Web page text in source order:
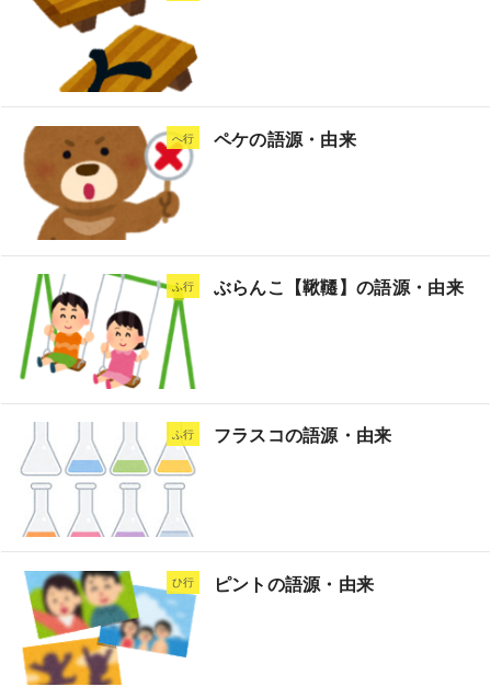
へ行 ペケの語源・由来
ふ行 ぶらんこ【鞦韆】の語源・由来
ふ行 フラスコの語源・由来
ひ行 ピントの語源・由来